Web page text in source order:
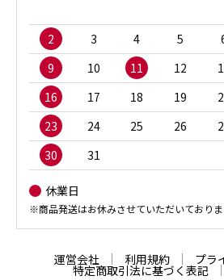
2
3 4 5
9
10 11 12
16
17 18 19
23
24 25 26
30
31
休業日
※商品発送はお休みさせていただいておりま
運営会社 利用規約 プラ
特定商取引法に基づく表記